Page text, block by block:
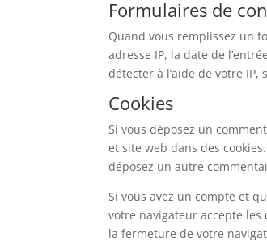
Formulaires de
Quand vous remplissez un
adresse IP, la date de
détecter à l’aide de votre IP,
Cookies
Si vous déposez un
et site web dans des
déposez un autre
Si vous avez un compte et
votre navigateur accepte
la fermeture de votre